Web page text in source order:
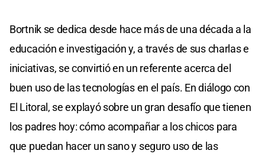
Bortnik se dedica desde hace más de una década a la
educación e investigación y, a través de sus charlas e
iniciativas, se convirtió en un referente acerca del
buen uso de las tecnologías en el país. En diálogo con
El Litoral, se explayó sobre un gran desafío que tienen
los padres hoy: cómo acompañar a los chicos para
que puedan hacer un sano y seguro uso de las